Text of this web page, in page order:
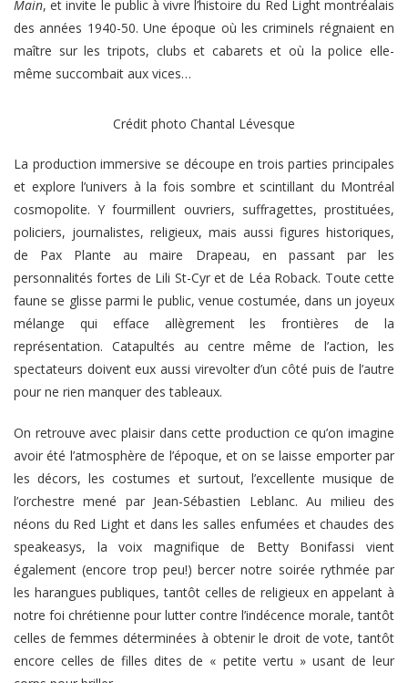
Main, et invite le public à vivre l’histoire du Red Light montréalais
des années 1940-50. Une époque où les criminels régnaient en
maître sur les tripots, clubs et cabarets et où la police elle-
même succombait aux vices…
Crédit photo Chantal Lévesque
La production immersive se découpe en trois parties principales
et explore l’univers à la fois sombre et scintillant du Montréal
cosmopolite. Y fourmillent ouvriers, suffragettes, prostituées,
policiers, journalistes, religieux, mais aussi figures historiques,
de Pax Plante au maire Drapeau, en passant par les
personnalités fortes de Lili St-Cyr et de Léa Roback. Toute cette
faune se glisse parmi le public, venue costumée, dans un joyeux
mélange qui efface allègrement les frontières de la
représentation. Catapultés au centre même de l’action, les
spectateurs doivent eux aussi virevolter d’un côté puis de l’autre
pour ne rien manquer des tableaux.
On retrouve avec plaisir dans cette production ce qu’on imagine
avoir été l’atmosphère de l’époque, et on se laisse emporter par
les décors, les costumes et surtout, l’excellente musique de
l’orchestre mené par Jean-Sébastien Leblanc. Au milieu des
néons du Red Light et dans les salles enfumées et chaudes des
speakeasys, la voix magnifique de Betty Bonifassi vient
également (encore trop peu!) bercer notre soirée rythmée par
les harangues publiques, tantôt celles de religieux en appelant à
notre foi chrétienne pour lutter contre l’indécence morale, tantôt
celles de femmes déterminées à obtenir le droit de vote, tantôt
encore celles de filles dites de « petite vertu » usant de leur